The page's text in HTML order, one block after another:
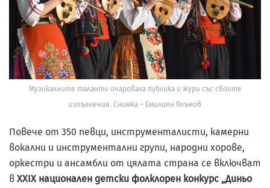
Музикалните таланти очароваха публика и жури със своите
изпълнения. Снимка – Емилиян Ялъмов
Повече от 350 певци, инструменталисти, камерни
вокални и инструментални групи, народни хорове,
оркестри и ансамбли от цялата страна се включват
в XXIX национален детски фолклорен конкурс „Диньо